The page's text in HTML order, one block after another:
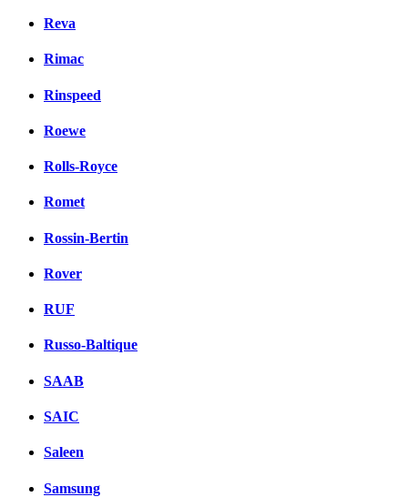
Reva
Rimac
Rinspeed
Roewe
Rolls-Royce
Romet
Rossin-Bertin
Rover
RUF
Russo-Baltique
SAAB
SAIC
Saleen
Samsung